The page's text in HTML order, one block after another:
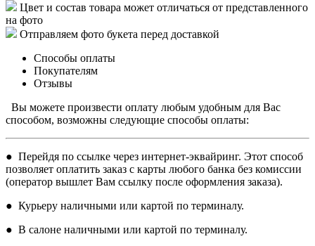
Цвет и состав товара может отличаться от представленного
на фото
Отправляем фото букета перед доставкой
Способы оплаты
Покупателям
Отзывы
Вы можете произвести оплату любым удобным для Вас
способом, возможны следующие способы оплаты:
● Перейдя по ссылке через интернет-эквайринг. Этот способ
позволяет оплатить заказ с карты любого банка без комиссии
(оператор вышлет Вам ссылку после оформления заказа).
● Курьеру наличными или картой по терминалу.
● В салоне наличными или картой по терминалу.